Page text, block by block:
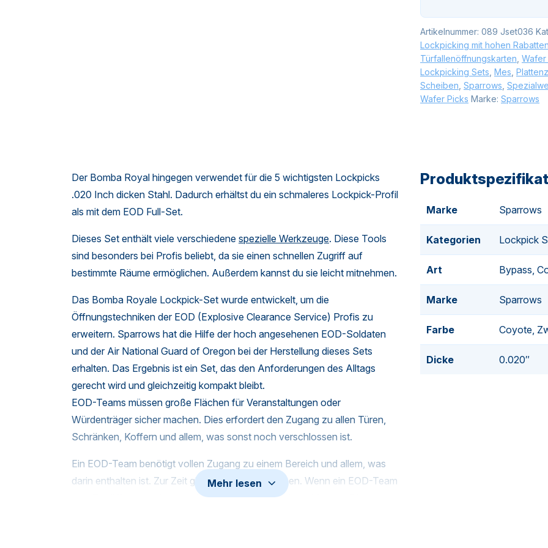
Artikelnummer: 089 Jset036
Lockpicking mit hohen
Türfallenöffnungskarten
Lockpicking Sets Mes
Scheiben Sparrows
Wafer Picks Marke: Sparrows
Der Bomba Royal hingegen verwendet für die 5 wichtigsten Lockpicks
.020 Inch dicken Stahl. Dadurch erhältst du ein schmaleres Lockpick-Profil
als mit dem EOD Full-Set.
Dieses Set enthält viele verschiedene spezielle Werkzeuge. Diese Tools
sind besonders bei Profis beliebt, da sie einen schnellen Zugriff auf
bestimmte Räume ermöglichen. Außerdem kannst du sie leicht mitnehmen.
Das Bomba Royale Lockpick-Set wurde entwickelt, um die
Öffnungstechniken der EOD (Explosive Clearance Service) Profis zu
erweitern. Sparrows hat die Hilfe der hoch angesehenen EOD-Soldaten
und der Air National Guard of Oregon bei der Herstellung dieses Sets
erhalten. Das Ergebnis ist ein Set, das den Anforderungen des Alltags
gerecht wird und gleichzeitig kompakt bleibt.
EOD-Teams müssen große Flächen für Veranstaltungen oder
Würdenträger sicher machen. Dies erfordert den Zugang zu allen Türen,
Schränken, Koffern und allem, was sonst noch verschlossen ist.
Ein EOD-Team benötigt vollen Zugang zu einem Bereich und allem, was
darin enthalten ist. Zur Zeit gibt es keine Ausnahmen. Wenn ein EOD-Team
eine Tür öffnen will, kann es immer nach dem Schlüssel fragen. Dieser
Mehr lesen
Marke Sparrows
Kategorien Lockpick
Art Bypass,
Marke Sparrows
Farbe Coyote,
Dicke 0.020″